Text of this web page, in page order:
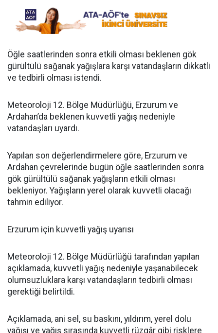
Öğle saatlerinden sonra etkili olması beklenen gök
gürültülü sağanak yağışlara karşı vatandaşların dikkatli
ve tedbirli olması istendi.
Meteoroloji 12. Bölge Müdürlüğü, Erzurum ve
Ardahan’da beklenen kuvvetli yağış nedeniyle
vatandaşları uyardı.
Yapılan son değerlendirmelere göre, Erzurum ve
Ardahan çevrelerinde bugün öğle saatlerinden sonra
gök gürültülü sağanak yağışların etkili olması
bekleniyor. Yağışların yerel olarak kuvvetli olacağı
tahmin ediliyor.
Erzurum için kuvvetli yağış uyarısı
Meteoroloji 12. Bölge Müdürlüğü tarafından yapılan
açıklamada, kuvvetli yağış nedeniyle yaşanabilecek
olumsuzluklara karşı vatandaşların tedbirli olması
gerektiği belirtildi.
Açıklamada, ani sel, su baskını, yıldırım, yerel dolu
yağışı ve yağış sırasında kuvvetli rüzgâr gibi risklere